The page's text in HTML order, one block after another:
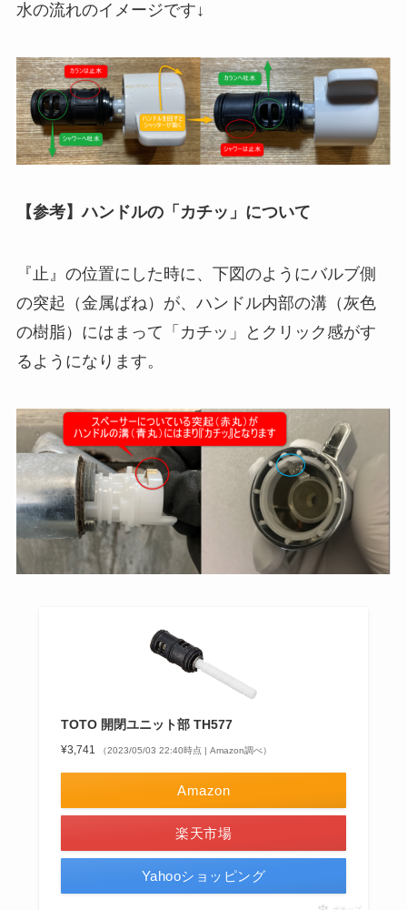
水の流れのイメージです↓
【参考】ハンドルの「カチッ」について
『止』の位置にした時に、下図のようにバルブ側
の突起（金属ばね）が、ハンドル内部の溝（灰色
の樹脂）にはまって「カチッ」とクリック感がす
るようになります。
TOTO 開閉ユニット部 TH577
¥3,741 （2023/05/03 22:40時点 | Amazon調べ）
Amazon
楽天市場
Yahooショッピング